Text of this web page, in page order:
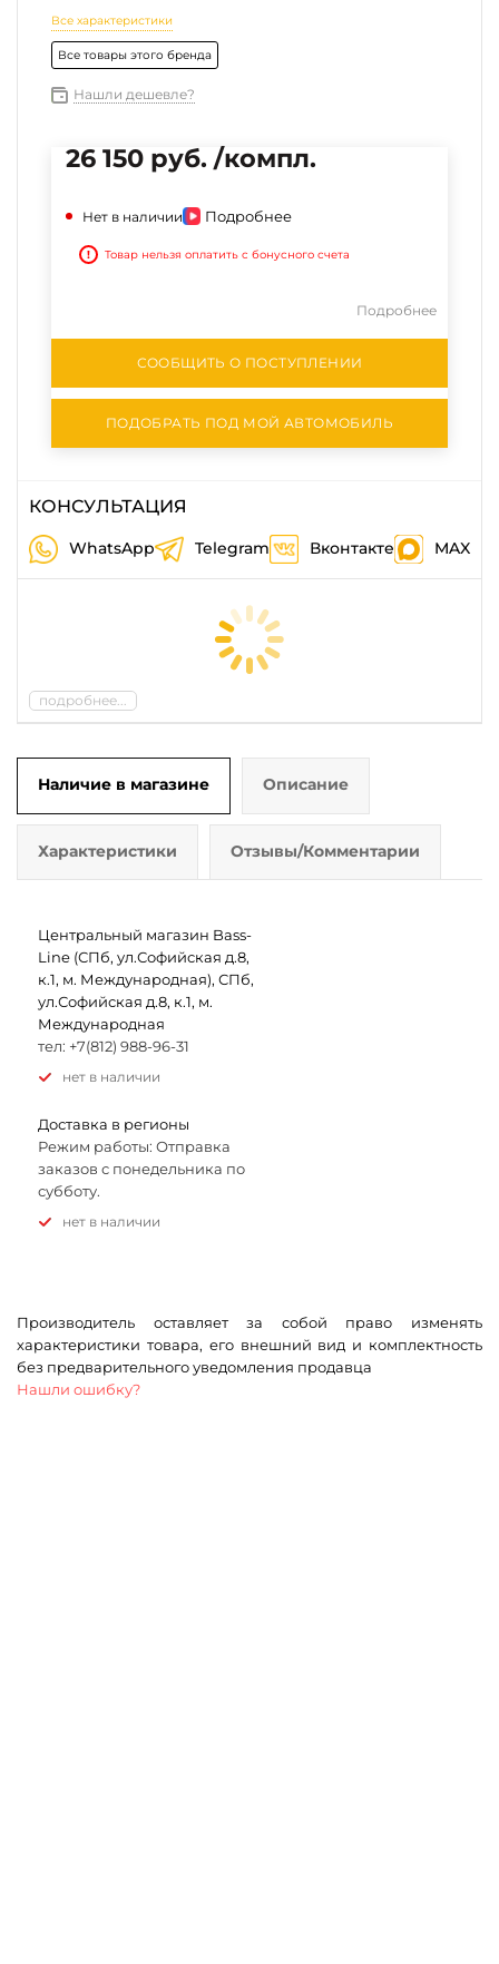
Все характеристики
Все товары этого бренда
Нашли дешевле?
26 150 руб. /компл.
Нет в наличии Подробнее
! Товар нельзя оплатить с бонусного счета
Подробнее
СООБЩИТЬ О ПОСТУПЛЕНИИ
ПОДОБРАТЬ ПОД МОЙ АВТОМОБИЛЬ
КОНСУЛЬТАЦИЯ
WhatsApp Telegram Вконтакте MAX
подробнее...
Наличие в магазине Описание
Характеристики Отзывы/Комментарии
Центральный магазин Bass-
Line (СПб, ул.Софийская д.8,
к.1, м. Международная), СПб,
ул.Софийская д.8, к.1, м.
Международная
тел: +7(812) 988-96-31
Нет в наличии
Доставка в регионы
Режим работы: Отправка
заказов с понедельника по
субботу.
Нет в наличии
Производитель оставляет за собой право изменять
характеристики товара, его внешний вид и комплектность
без предварительного уведомления продавца
Нашли ошибку?